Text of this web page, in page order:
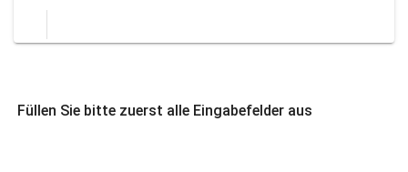
Füllen Sie bitte zuerst alle Eingabefelder aus